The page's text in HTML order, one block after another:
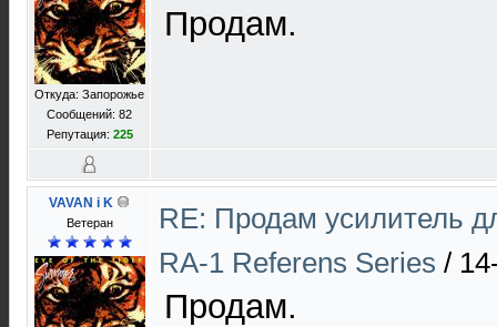
Откуда: Запорожье
Сообщений: 82
Репутация: 225
Продам.
VAVAN i K
Ветеран
RE: Продам усилитель
RA-1 Referens Series /
Продам.